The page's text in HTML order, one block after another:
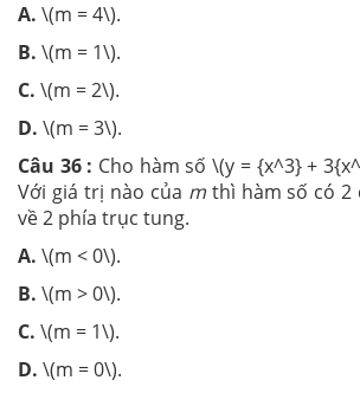
A. \(m = 4\).
B. \(m = 1\).
C. \(m = 2\).
D. \(m = 3\).
Câu 36 : Cho hàm số \(y = {x^3} +
Với giá trị nào của mthì hàm số có 2
về 2 phía trục tung.
A. \(m < 0\).
B. \(m > 0\).
C. \(m = 1\).
D. \(m = 0\).